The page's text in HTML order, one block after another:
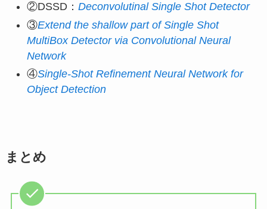
②DSSD： Deconvolutinal Single Shot Detector
③Extend the shallow part of Single Shot
MultiBox Detector via Convolutional Neural
Network
④Single-Shot Refinement Neural Network for
Object Detection
まとめ